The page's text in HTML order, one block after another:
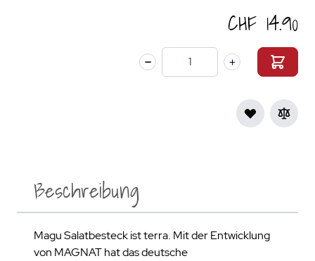
CHF 14.90
Menge
Beschreibung
Magu Salatbesteck ist terra. Mit der Entwicklung
von MAGNAT hat das deutsche